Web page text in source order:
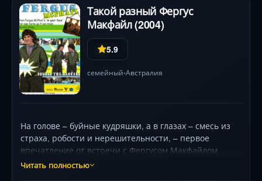
Такой разный Фергус
Макфайл (2004)
5.9
семейный•Австралия
На голове – буйные кудряшки, а в глазах – смесь из
страха, робости и нерешительности, – первое
впечатление от встречи с Фергусом Макфайлом
слишком обманчиво. Он — мальчик-загадка,
Читать полностью